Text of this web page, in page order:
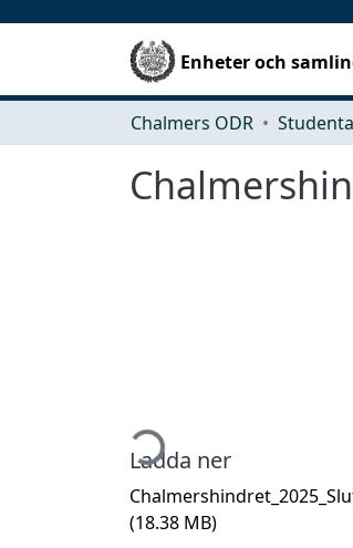
Enheter och
Chalmers ODR
Hämtar...
Ladda ner
(18.38 MB)